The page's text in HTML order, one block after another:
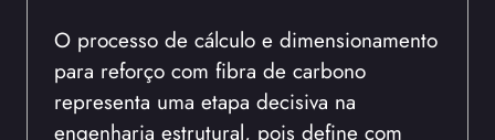
O processo de cálculo e dimensionamento
para reforço com fibra de carbono
representa uma etapa decisiva na
engenharia estrutural, pois define com